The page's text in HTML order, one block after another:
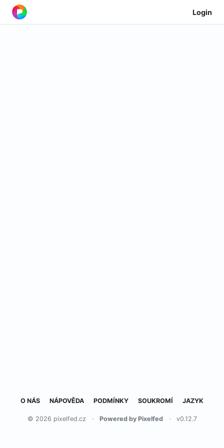
Login
O NÁS NÁPOVĚDA PODMÍNKY SOUKROMÍ JAZYK
© 2026 pixelfed.cz · Powered by Pixelfed · v0.12.7